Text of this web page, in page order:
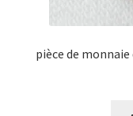
pièce de monnaie